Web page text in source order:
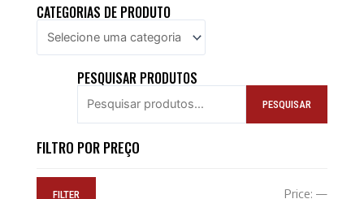
CATEGORIAS DE PRODUTO
PESQUISAR PRODUTOS
PESQUISAR
FILTRO POR PREÇO
FILTER Price: —